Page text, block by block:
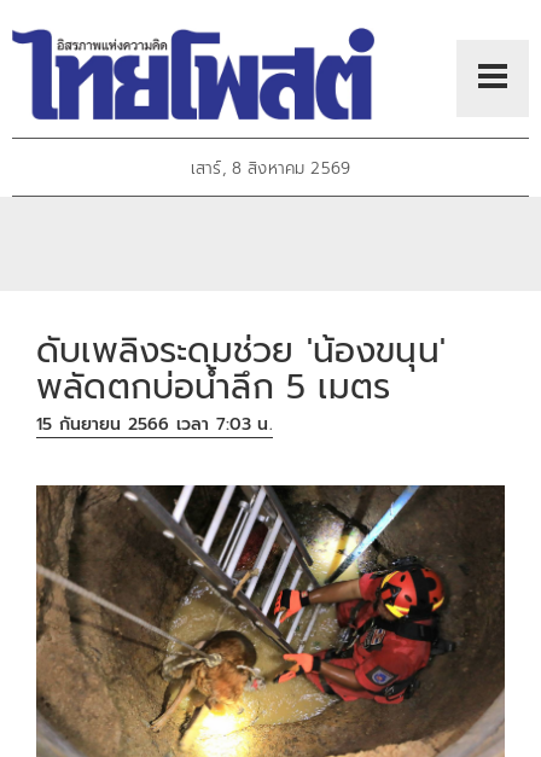
เสาร์, 8 สิงหาคม 2569
ดับเพลิงระดมช่วย 'น้องขนุน'
พลัดตกบ่อน้ำลึก 5 เมตร
15 กันยายน 2566 เวลา 7:03 น.